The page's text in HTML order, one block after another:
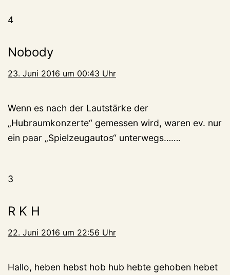
4
Nobody
23. Juni 2016 um 00:43 Uhr
Wenn es nach der Lautstärke der
„Hubraumkonzerte“ gemessen wird, waren ev. nur
ein paar „Spielzeugautos“ unterwegs…….
3
R K H
22. Juni 2016 um 22:56 Uhr
Hallo, heben hebst hob hub hebte gehoben hebet